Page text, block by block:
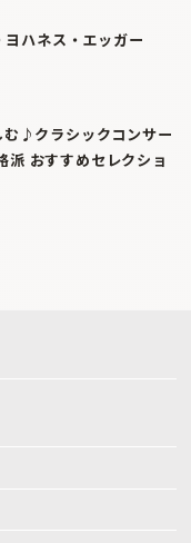
ハネス・エッガー
♪クラシックコンサー
派 おすすめセレクショ